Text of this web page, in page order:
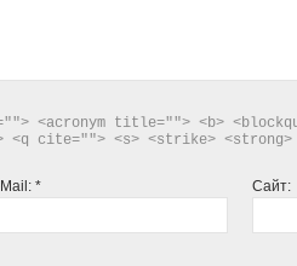
<acronym title=""> <b>
<q cite=""> <s> <strike> <strong>
* Сайт: